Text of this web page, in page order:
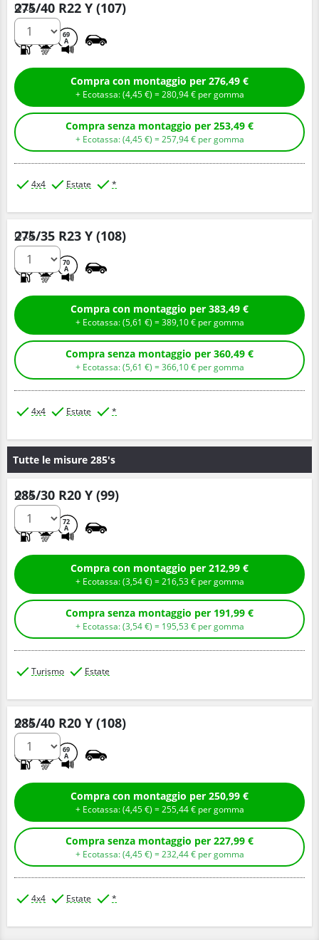
275/40 R22 Y (107)
69
A
Q.tà
Compra con montaggio per 276,49 €
+ Ecotassa: (4,45€ ) =280,94€ per gomma
Compra senza montaggio per 253,49 €
+ Ecotassa: (4,45€ ) =257,94€ per gomma
4x4 Estate *
275/35 R23 Y (108)
70
A
Q.tà
Compra con montaggio per 383,49 €
+ Ecotassa: (5,61 € ) =389,10€ per gomma
Compra senza montaggio per 360,49 €
+ Ecotassa: (5,61 € ) =366,10€ per gomma
4x4 Estate *
Tutte le misure 285's
285/30 R20 Y (99)
72
A
Q.tà
Compra con montaggio per 212,99 €
+ Ecotassa: (3,54€ ) =216,53€ per gomma
Compra senza montaggio per 191,99 €
+ Ecotassa: (3,54€ ) = 195,53 € per gomma
Turismo Estate
285/40 R20 Y (108)
69
A
Q.tà
Compra con montaggio per 250,99 €
+ Ecotassa: (4,45€ ) =255,44€ per gomma
Compra senza montaggio per 227,99 €
+ Ecotassa: (4,45€ ) =232,44€ per gomma
4x4 Estate *